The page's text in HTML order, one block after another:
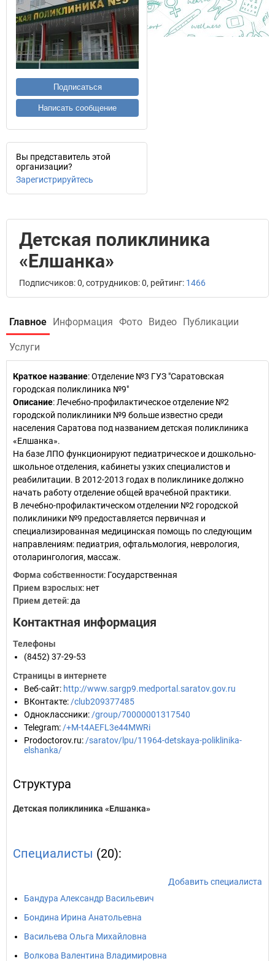
Подписаться
Написать сообщение
Вы представитель этой
организации?
Зарегистрируйтесь
Детская поликлиника
«Елшанка»
Подписчиков: 0, сотрудников: 0, рейтинг: 1466
Главное Информация Фото Видео Публикации
Услуги
Краткое название:Отделение №3 ГУЗ "Саратовская
городская поликлиника №9"
Описание: Лечебно-профилактическое отделение №2
городской поликлиники №9 больше известно среди
населения Саратова под названием детская поликлиника
«Елшанка».
На базе ЛПО функционируют педиатрическое и дошкольно-
школьное отделения, кабинеты узких специалистов и
реабилитации. В 2012-2013 годах в поликлинике должно
начать работу отделение общей врачебной практики.
В лечебно-профилактическом отделении №2 городской
поликлиники №9 предоставляется первичная и
специализированная медицинская помощь по следующим
направлениям: педиатрия, офтальмология, неврология,
отоларингология, массаж.
Форма собственности: Государственная
Прием взрослых: нет
Прием детей: да
Контактная информация
Телефоны
(8452) 37-29-53
Страницы в интернете
Веб-сайт: http://www.sargp9.medportal.saratov.gov.ru
ВКонтакте: /club209377485
Одноклассники: /group/70000001317540
Telegram: /+M-t4AEFL3e44MWRi
Prodoctorov.ru: /saratov/lpu/11964-detskaya-poliklinika-
elshanka/
Структура
Детская поликлиника «Елшанка»
Специалисты (20):
Добавить специалиста
Бандура Александр Васильевич
Бондина Ирина Анатольевна
Васильева Ольга Михайловна
Волкова Валентина Владимировна